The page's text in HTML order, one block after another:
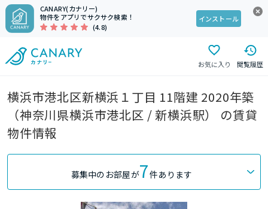
CANARY(カナリー)
物件をアプリでサクサク検索！
(4.8)
インストール
お気に入り 閲覧履歴
横浜市港北区新横浜１丁目 11階建 2020年築
（神奈川県横浜市港北区 / 新横浜駅） の賃貸
物件情報
募集中のお部屋が7件あります